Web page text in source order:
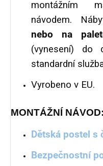
montážním
návodem.
nebo na
(vynesení)
standardní
Vyrobeno v EU.
MONTÁŽNÍ NÁVOD:
Dětská postel s
Bezpečnostní